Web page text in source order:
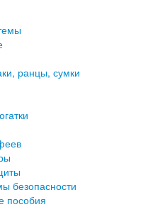
ранцы, сумки
безопасности
пособия